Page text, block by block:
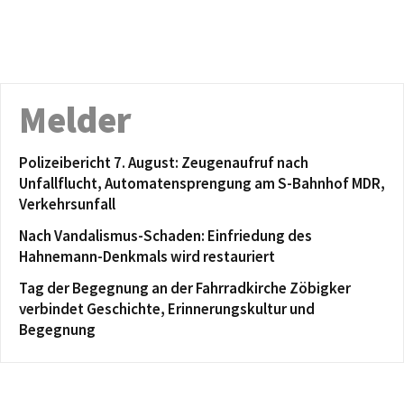
Melder
Polizeibericht 7. August: Zeugenaufruf nach
Unfallflucht, Automatensprengung am S-Bahnhof MDR,
Verkehrsunfall
Nach Vandalismus-Schaden: Einfriedung des
Hahnemann-Denkmals wird restauriert
Tag der Begegnung an der Fahrradkirche Zöbigker
verbindet Geschichte, Erinnerungskultur und
Begegnung